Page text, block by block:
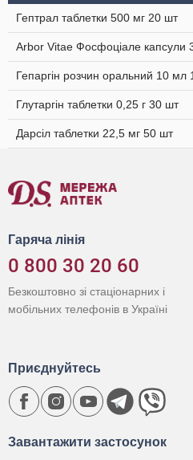
Гептрал таблетки 500 мг 20 шт
Arbor Vitae Фосфоціале капсули
Гепаргін розчин оральний 10 мл
Глутаргін таблетки 0,25 г 30 шт
Дарсіл таблетки 22,5 мг 50 шт
Гаряча лінія
0 800 30 20 60
Безкоштовно зі стаціонарних і
мобільних телефонів в Україні
Завантажити застосунок
Приєднуйтесь